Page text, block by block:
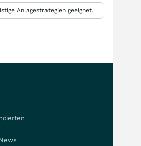
Anlagestrategien geeignet.